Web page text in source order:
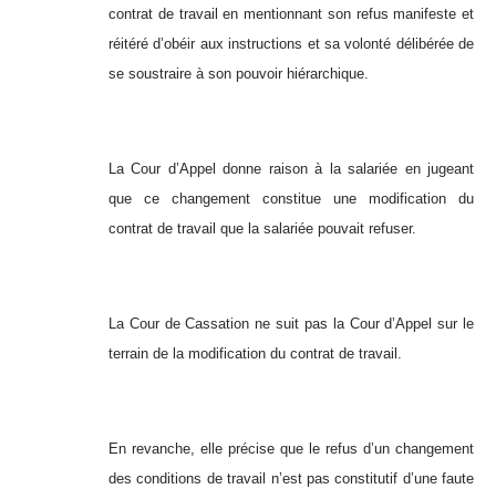
contrat de travail en mentionnant son refus manifeste et
réitéré d’obéir aux instructions et sa volonté délibérée de
se soustraire à son pouvoir hiérarchique.
La Cour d’Appel donne raison à la salariée en jugeant
que ce changement constitue une modification du
contrat de travail que la salariée pouvait refuser.
La Cour de Cassation ne suit pas la Cour d’Appel sur le
terrain de la modification du contrat de travail.
En revanche, elle précise que le refus d’un changement
des conditions de travail n’est pas constitutif d’une faute